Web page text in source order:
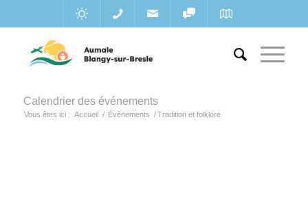
Calendrier des événements
Vous êtes ici : Accueil / Évènements / Tradition et folklore